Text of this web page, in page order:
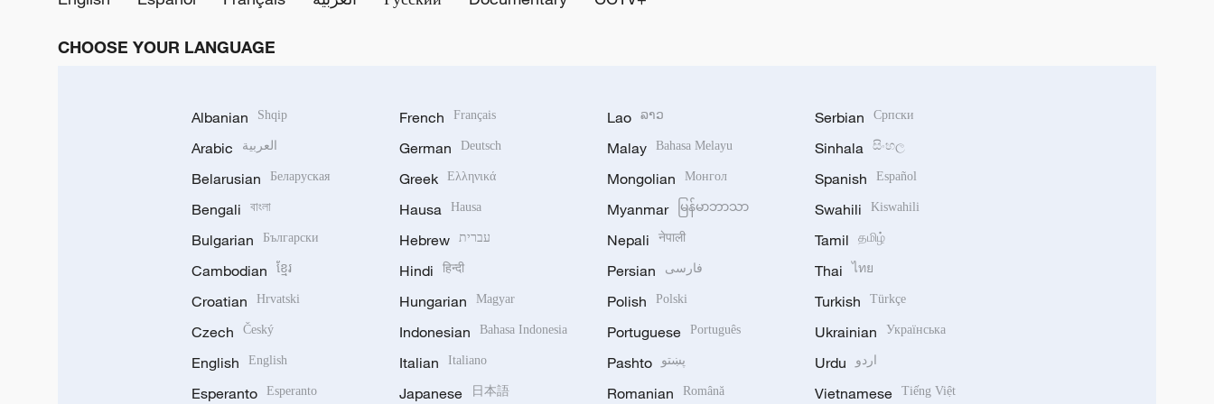
CHOOSE YOUR LANGUAGE
Albanian Shqip
Arabic العربية
Belarusian Беларуская
Bengali বাংলা
Bulgarian Български
Cambodian ខ្មែរ
Croatian Hrvatski
Czech Český
English English
Esperanto Esperanto
French Français
German Deutsch
Greek Ελληνικά
Hausa Hausa
Hebrew עברית
Hindi हिन्दी
Hungarian Magyar
Indonesian Bahasa Indonesia
Italian Italiano
Japanese 日本語
Lao ລາວ
Malay Bahasa Melayu
Mongolian Монгол
Myanmar မြန်မာဘာသာ
Nepali नेपाली
Persian فارسی
Polish Polski
Portuguese Português
Pashto پښتو
Romanian Română
Serbian Српски
Sinhala සිංහල
Spanish Español
Swahili Kiswahili
Tamil தமிழ்
Thai ไทย
Turkish Türkçe
Ukrainian Українська
Urdu اردو
Vietnamese Tiếng Việt